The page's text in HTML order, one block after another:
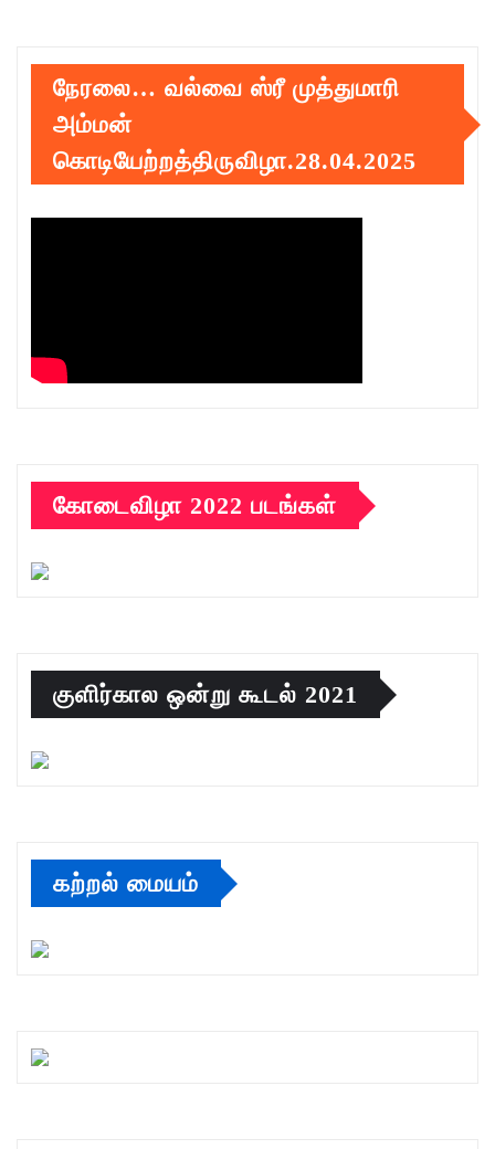
நேரலை… வல்வை ஸ்ரீ முத்துமாரி
அம்மன்
கொடியேற்றத்திருவிழா.28.04.2025
கோடைவிழா 2022 படங்கள்
குளிர்கால ஒன்று கூடல் 2021
கற்றல் மையம்